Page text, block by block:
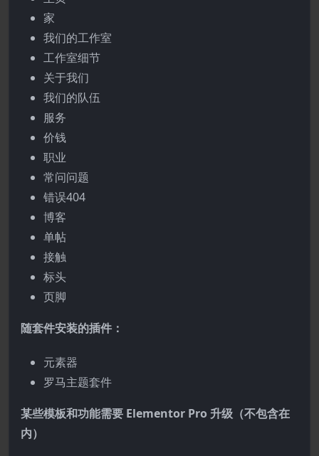
家
我们的工作室
工作室细节
关于我们
我们的队伍
服务
价钱
职业
常问问题
错误404
博客
单帖
接触
标头
页脚
随套件安装的插件：
元素器
罗马主题套件
某些模板和功能需要 Elementor Pro 升级（不包含在
内）